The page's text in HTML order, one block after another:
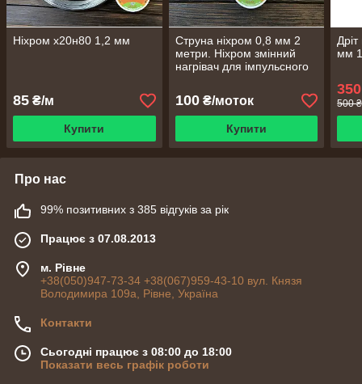
Ніхром х20н80 1,2 мм
85 ₴/м
Купити
Струна ніхром 0,8 мм 2
метри. Ніхром змінний
нагрівач для імпульсного
100₴/моток
Купити
мм
350
500
Про нас
99% позитивних з 385 відгуків за рік
Працює з 07.08.2013
м. Рівне
+38(050)947-73-34 +38(067)959-43-10 вул. Князя
Володимира 109а, Рівне, Україна
Контакти
Сьогодні працює з 08:00 до 18:00
Показати весь графік роботи